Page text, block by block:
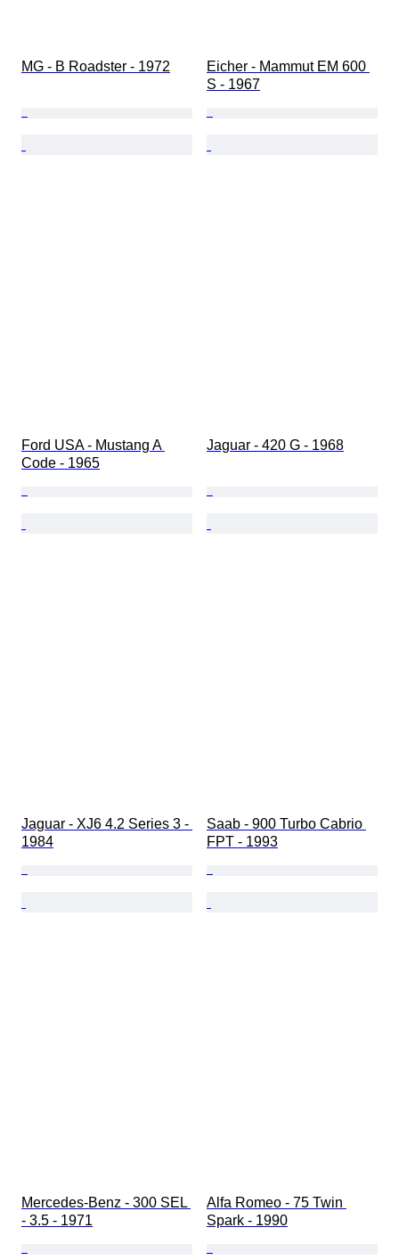
MG - B Roadster - 1972
Eicher - Mammut EM 600
S - 1967
Ford USA - Mustang A
Code - 1965
Jaguar - 420 G - 1968
Jaguar - XJ6 4.2 Series 3 -
1984
Saab - 900 Turbo Cabrio
FPT - 1993
Mercedes-Benz - 300 SEL
- 3.5 - 1971
Alfa Romeo - 75 Twin
Spark - 1990